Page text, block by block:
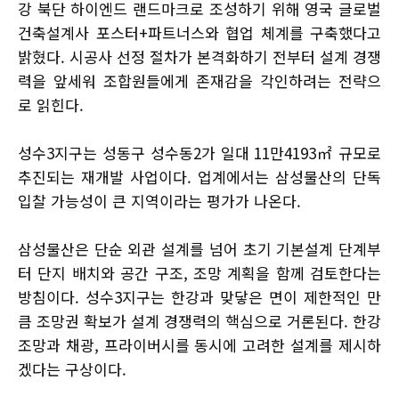
강 북단 하이엔드 랜드마크로 조성하기 위해 영국 글로벌
건축설계사 포스터+파트너스와 협업 체계를 구축했다고
밝혔다. 시공사 선정 절차가 본격화하기 전부터 설계 경쟁
력을 앞세워 조합원들에게 존재감을 각인하려는 전략으
로 읽힌다.
성수3지구는 성동구 성수동2가 일대 11만4193㎡ 규모로
추진되는 재개발 사업이다. 업계에서는 삼성물산의 단독
입찰 가능성이 큰 지역이라는 평가가 나온다.
삼성물산은 단순 외관 설계를 넘어 초기 기본설계 단계부
터 단지 배치와 공간 구조, 조망 계획을 함께 검토한다는
방침이다. 성수3지구는 한강과 맞닿은 면이 제한적인 만
큼 조망권 확보가 설계 경쟁력의 핵심으로 거론된다. 한강
조망과 채광, 프라이버시를 동시에 고려한 설계를 제시하
겠다는 구상이다.